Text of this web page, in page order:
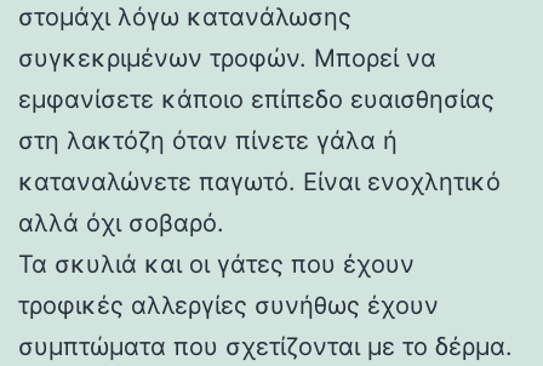
στομάχι λόγω κατανάλωσης
συγκεκριμένων τροφών. Μπορεί να
εμφανίσετε κάποιο επίπεδο ευαισθησίας
στη λακτόζη όταν πίνετε γάλα ή
καταναλώνετε παγωτό. Είναι ενοχλητικό
αλλά όχι σοβαρό.
Τα σκυλιά και οι γάτες που έχουν
τροφικές αλλεργίες συνήθως έχουν
συμπτώματα που σχετίζονται με το δέρμα.